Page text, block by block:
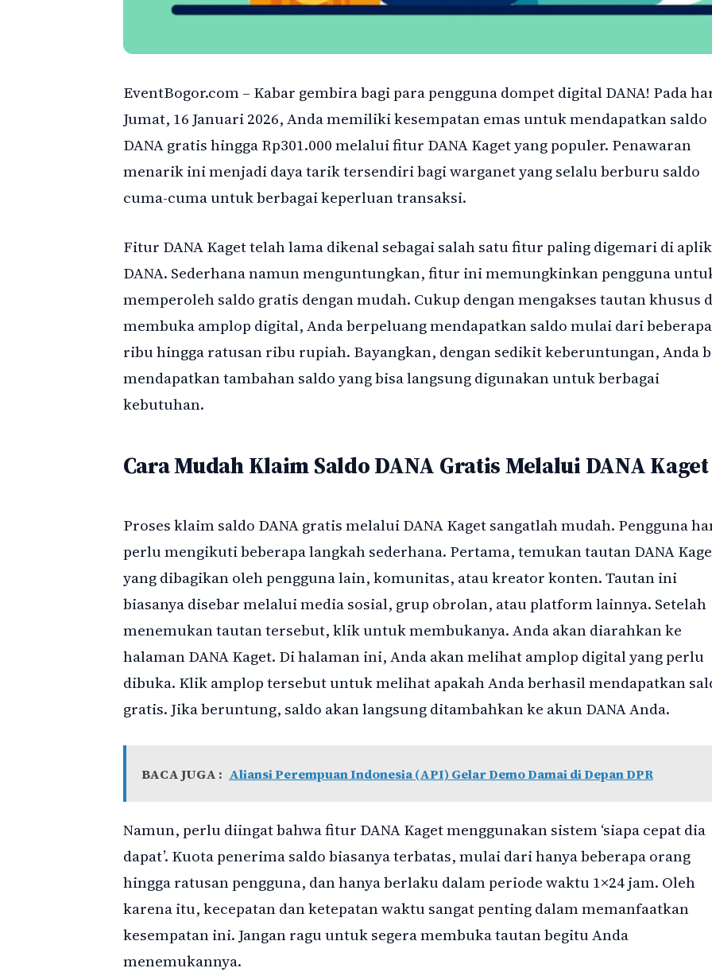
EventBogor.com – Kabar gembira bagi para pengguna dompet digital DANA! Pada
Jumat, 16 Januari 2026, Anda memiliki kesempatan emas untuk mendapatkan saldo
DANA gratis hingga Rp301.000 melalui fitur DANA Kaget yang populer. Penawaran
menarik ini menjadi daya tarik tersendiri bagi warganet yang selalu berburu saldo
cuma-cuma untuk berbagai keperluan transaksi.
Fitur DANA Kaget telah lama dikenal sebagai salah satu fitur paling digemari di
DANA. Sederhana namun menguntungkan, fitur ini memungkinkan pengguna
memperoleh saldo gratis dengan mudah. Cukup dengan mengakses tautan khusus
membuka amplop digital, Anda berpeluang mendapatkan saldo mulai dari beberapa
ribu hingga ratusan ribu rupiah. Bayangkan, dengan sedikit keberuntungan, Anda
mendapatkan tambahan saldo yang bisa langsung digunakan untuk berbagai
kebutuhan.
Cara Mudah Klaim Saldo DANA Gratis Melalui DANA Kaget
Proses klaim saldo DANA gratis melalui DANA Kaget sangatlah mudah. Pengguna
perlu mengikuti beberapa langkah sederhana. Pertama, temukan tautan DANA
yang dibagikan oleh pengguna lain, komunitas, atau kreator konten. Tautan ini
biasanya disebar melalui media sosial, grup obrolan, atau platform lainnya. Setelah
menemukan tautan tersebut, klik untuk membukanya. Anda akan diarahkan ke
halaman DANA Kaget. Di halaman ini, Anda akan melihat amplop digital yang perlu
dibuka. Klik amplop tersebut untuk melihat apakah Anda berhasil mendapatkan
gratis. Jika beruntung, saldo akan langsung ditambahkan ke akun DANA Anda.
BACA JUGA : Aliansi Perempuan Indonesia (API) Gelar Demo Damai di Depan DPR
Namun, perlu diingat bahwa fitur DANA Kaget menggunakan sistem ‘siapa cepat dia
dapat’. Kuota penerima saldo biasanya terbatas, mulai dari hanya beberapa orang
hingga ratusan pengguna, dan hanya berlaku dalam periode waktu 1×24 jam. Oleh
karena itu, kecepatan dan ketepatan waktu sangat penting dalam memanfaatkan
kesempatan ini. Jangan ragu untuk segera membuka tautan begitu Anda
menemukannya.